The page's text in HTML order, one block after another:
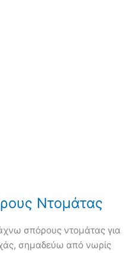
Ντομάτας
σπόρους ντομάτας για
σημαδεύω από νωρίς